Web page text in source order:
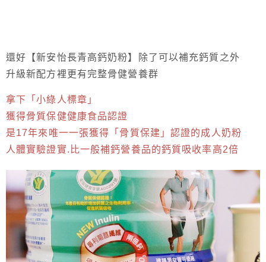
還好【新安怡長青高鈣奶粉】除了可以補充鈣質之外
升級新配方裡更有完整骨健營養群
拿下「小綠人標章」
獲得骨質保健健康食品認證
是17年來唯一一張獲得「骨質保建」認證的成人奶粉
人體實驗證實.比一般補鈣營養品的鈣質吸收率高2倍